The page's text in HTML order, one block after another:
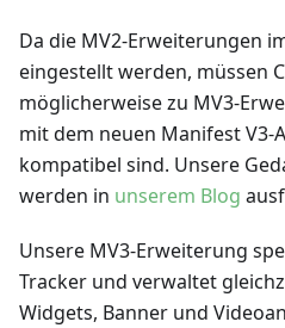
Da die MV2-Erweiterungen
eingestellt werden, müssen
möglicherweise zu MV3-
mit dem neuen Manifest V3-
kompatibel sind. Unsere
werden in unserem Blog
Unsere MV3-Erweiterung
Tracker und verwaltet
Widgets, Banner und